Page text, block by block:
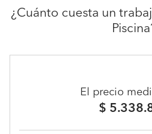
¿Cuánto cuesta un
El precio
$